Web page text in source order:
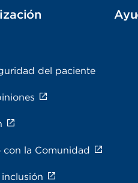
del paciente
con la Comunidad